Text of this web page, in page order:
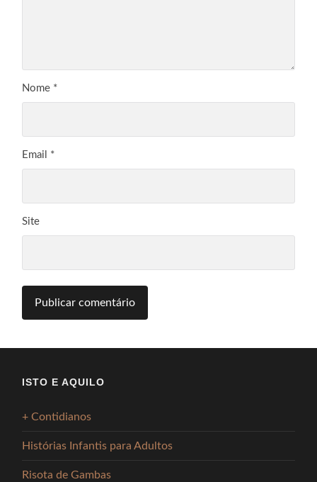
Nome *
Email *
Site
ISTO E AQUILO
+ Contidianos
Histórias Infantis para Adultos
Risota de Gambas